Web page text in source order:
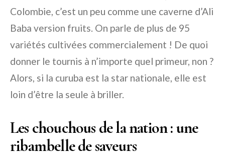
Colombie, c’est un peu comme une caverne d’Ali
Baba version fruits. On parle de plus de 95
variétés cultivées commercialement ! De quoi
donner le tournis à n’importe quel primeur, non ?
Alors, si la curuba est la star nationale, elle est
loin d’être la seule à briller.
Les chouchous de la nation : une
ribambelle de saveurs